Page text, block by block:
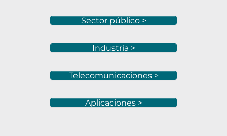
Sector público >
Industria >
Telecomunicaciones >
Aplicaciones >